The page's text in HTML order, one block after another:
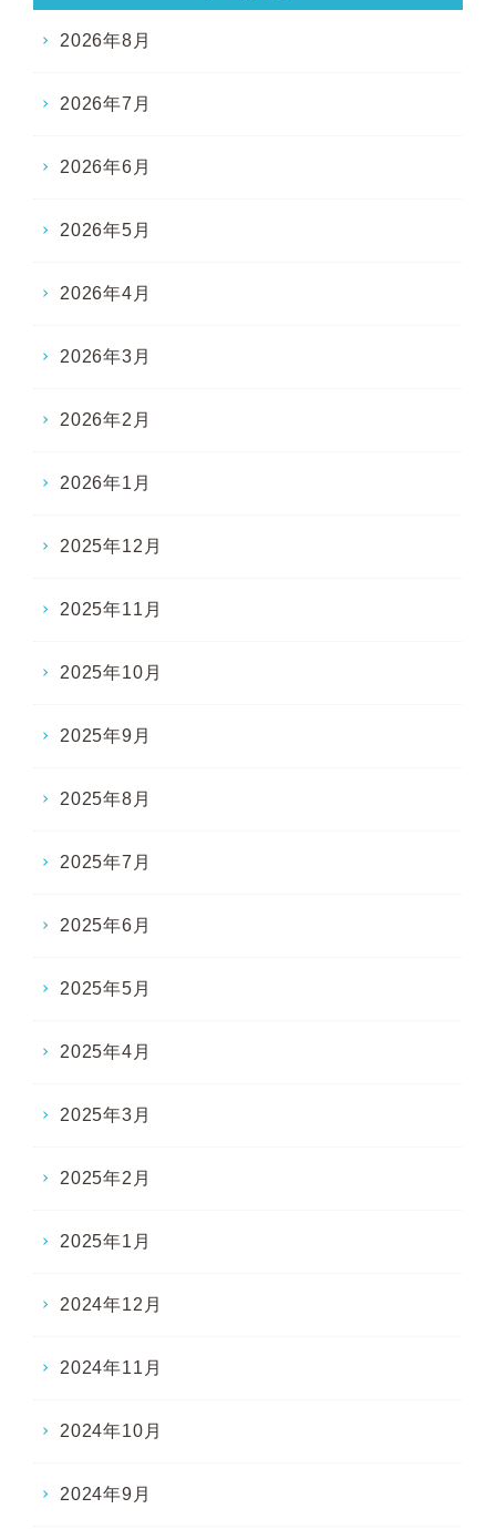
2026年8月
2026年7月
2026年6月
2026年5月
2026年4月
2026年3月
2026年2月
2026年1月
2025年12月
2025年11月
2025年10月
2025年9月
2025年8月
2025年7月
2025年6月
2025年5月
2025年4月
2025年3月
2025年2月
2025年1月
2024年12月
2024年11月
2024年10月
2024年9月